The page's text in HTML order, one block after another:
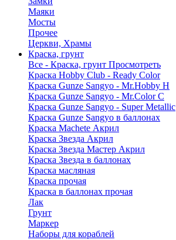
Маяки
Мосты
Прочее
Церкви, Храмы
Краска, грунт
Все - Краска, грунт Просмотреть
Краска Hobby Club - Ready Color
Краска Gunze Sangyo - Mr.Hobby H
Краска Gunze Sangyo - Mr.Color C
Краска Gunze Sangyo - Super Metallic
Краска Gunze Sangyo в баллонах
Краска Machete Акрил
Краска Звезда Акрил
Краска Звезда Мастер Акрил
Краска Звезда в баллонах
Краска масляная
Краска прочая
Краска в баллонах прочая
Лак
Грунт
Маркер
Наборы для кораблей